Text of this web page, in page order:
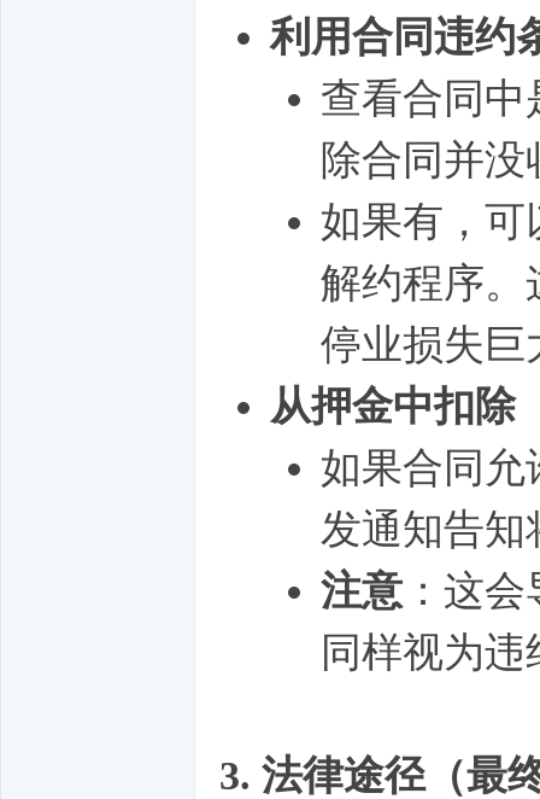
利用合同违约
查看合同中
除合同并没
如果有，可
解约程序。
停业损失巨
从押金中扣除
如果合同允
发通知告知
注意 ：这
同样视为违
3. 法律途径（最